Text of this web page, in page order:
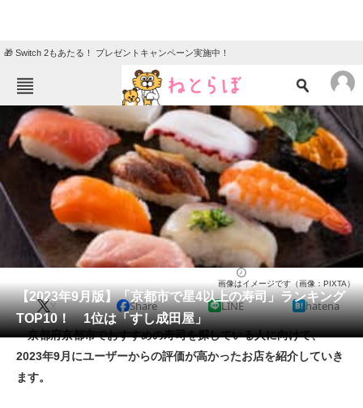
🎁 Switch 2もあたる！ プレゼントキャンペーン実施中！
ねとらぼメニュー
TOP ニュース
エンタメ クイズ
グルメ 地域
住まい 教育・育児
リサーチ
会員記事
メディア
注目記事を集めた総合ページ
【2023年9月版】「京都市で星4以上の寿司」ランキング
TOP10！ 1位は「すし成田屋」
画像はイメージです（画像：PIXTA）
X Share LINE hatena
京都府京都市でおすすめの寿司を探している人に向けて、
2023年9月にユーザーからの評価が高かったお店を紹介していき
ます。